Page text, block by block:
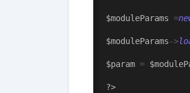
$moduleParams =
$moduleParams->
$param =
?>